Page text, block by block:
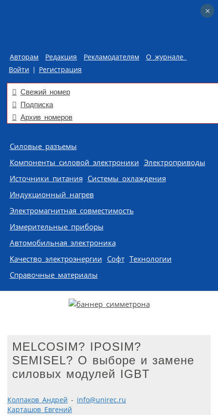
Авторам Редакция Рекламодателям
О журнале
Войти | Регистрация
Свежий номер
Подписка
Архив номеров
Skip to content
Силовые разъемы
Компоненты силовой электроники Электроприводы
Источники питания Системы охлаждения
Индукционный нагрев
Электромагнитная совместимость
Измерительные приборы
Автомобильная электроника
Качество электроэнергии Софт Технологии
Справочные материалы
MELCOSIM? IPOSIM?
SEMISEL? О выборе и замене
силовых модулей IGBT
Колпаков Андрей - info@unirec.ru
Карташов Евгений
×
×